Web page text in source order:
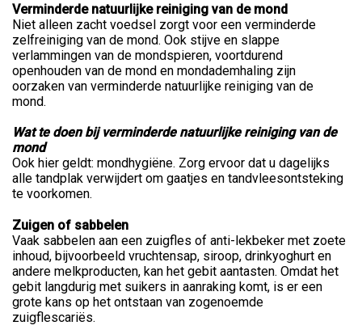
Verminderde natuurlijke reiniging van de mond
Niet alleen zacht voedsel zorgt voor een verminderde
zelfreiniging van de mond. Ook stijve en slappe
verlammingen van de mondspieren, voortdurend
openhouden van de mond en mondademhaling zijn
oorzaken van verminderde natuurlijke reiniging van de
mond.
Wat te doen bij verminderde natuurlijke reiniging van de
mond
Ook hier geldt: mondhygiëne. Zorg ervoor dat u dagelijks
alle tandplak verwijdert om gaatjes en tandvleesontsteking
te voorkomen.
Zuigen of sabbelen
Vaak sabbelen aan een zuigfles of anti-lekbeker met zoete
inhoud, bijvoorbeeld vruchtensap, siroop, drinkyoghurt en
andere melkproducten, kan het gebit aantasten. Omdat het
gebit langdurig met suikers in aanraking komt, is er een
grote kans op het ontstaan van zogenoemde
zuigflescariës.